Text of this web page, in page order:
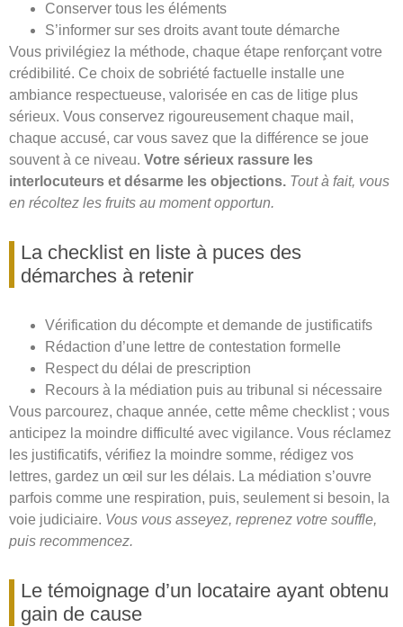
Conserver tous les éléments
S’informer sur ses droits avant toute démarche
Vous privilégiez la méthode, chaque étape renforçant votre
crédibilité. Ce choix de sobriété factuelle installe une
ambiance respectueuse, valorisée en cas de litige plus
sérieux. Vous conservez rigoureusement chaque mail,
chaque accusé, car vous savez que la différence se joue
souvent à ce niveau. Votre sérieux rassure les
interlocuteurs et désarme les objections. Tout à fait, vous
en récoltez les fruits au moment opportun.
La checklist en liste à puces des
démarches à retenir
Vérification du décompte et demande de justificatifs
Rédaction d’une lettre de contestation formelle
Respect du délai de prescription
Recours à la médiation puis au tribunal si nécessaire
Vous parcourez, chaque année, cette même checklist ; vous
anticipez la moindre difficulté avec vigilance. Vous réclamez
les justificatifs, vérifiez la moindre somme, rédigez vos
lettres, gardez un œil sur les délais. La médiation s’ouvre
parfois comme une respiration, puis, seulement si besoin, la
voie judiciaire. Vous vous asseyez, reprenez votre souffle,
puis recommencez.
Le témoignage d’un locataire ayant obtenu
gain de cause